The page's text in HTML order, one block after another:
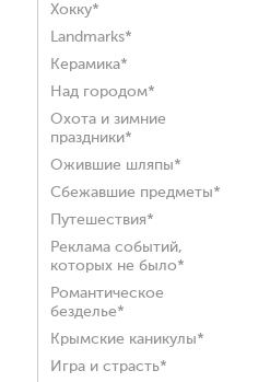
Хокку*
Landmarks*
Керамика*
Над городом*
Охота и зимние
праздники*
Ожившие шляпы*
Сбежавшие предметы*
Путешествия*
Реклама событий,
которых не было*
Романтическое
безделье*
Крымские каникулы*
Игра и страсть*